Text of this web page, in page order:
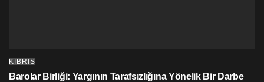
KIBRIS
Barolar Birliği: Yargının Tarafsızlığına Yönelik Bir Darbe